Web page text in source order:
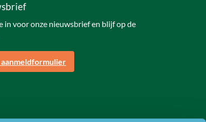
in voor onze nieuwsbrief en blijf op de
aanmeldformulier